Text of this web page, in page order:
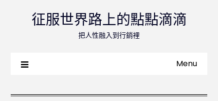
征服世界路上的點點滴滴
把人性融入到行銷裡
Menu